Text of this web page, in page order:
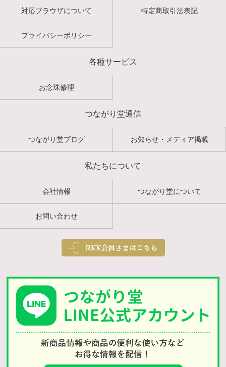
対応ブラウザについて 特定商取引法表記
プライバシーポリシー
各種サービス
お念珠修理
つながり堂通信
つながり堂ブログ お知らせ・メディア掲載
私たちについて
会社情報 つながり堂について
お問い合わせ